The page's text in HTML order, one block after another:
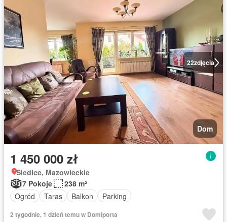
22zdjęcia
Dom
1 450 000 zł
Siedlce, Mazowieckie
7 Pokoje
238 m²
Ogród
Taras Balkon Parking
2 tygodnie, 1 dzień temu w Domiporta